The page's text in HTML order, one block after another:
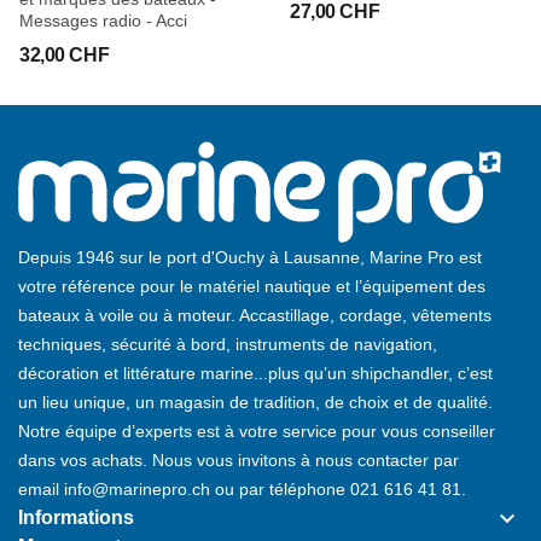
Pagination : 128 pages
Format : 17.5 cm X 18 cm
Messages radio - Acci
32,00 CHF
27,00 CHF
Depuis 1946 sur le port d'Ouchy à Lausanne, Marine Pro est
votre référence pour le matériel nautique et l’équipement des
bateaux à voile ou à moteur. Accastillage, cordage, vêtements
techniques, sécurité à bord, instruments de navigation,
décoration et littérature marine...plus qu’un shipchandler, c’est
un lieu unique, un magasin de tradition, de choix et de qualité.
Notre équipe d’experts est à votre service pour vous conseiller
dans vos achats. Nous vous invitons à nous contacter par
email info@marinepro.ch ou par téléphone 021 616 41 81
Informations keyboard_arrow_down